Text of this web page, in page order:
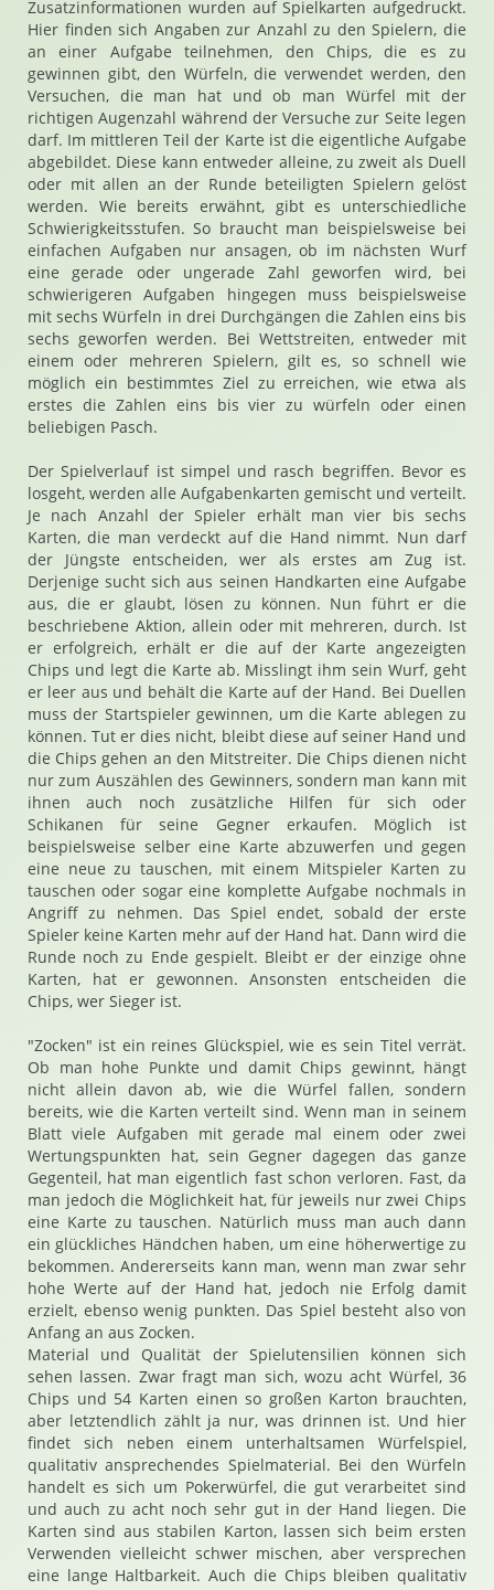
Zusatzinformationen wurden auf Spielkarten aufgedruckt.
Hier finden sich Angaben zur Anzahl zu den Spielern, die
an einer Aufgabe teilnehmen, den Chips, die es zu
gewinnen gibt, den Würfeln, die verwendet werden, den
Versuchen, die man hat und ob man Würfel mit der
richtigen Augenzahl während der Versuche zur Seite legen
darf. Im mittleren Teil der Karte ist die eigentliche Aufgabe
abgebildet. Diese kann entweder alleine, zu zweit als Duell
oder mit allen an der Runde beteiligten Spielern gelöst
werden. Wie bereits erwähnt, gibt es unterschiedliche
Schwierigkeitsstufen. So braucht man beispielsweise bei
einfachen Aufgaben nur ansagen, ob im nächsten Wurf
eine gerade oder ungerade Zahl geworfen wird, bei
schwierigeren Aufgaben hingegen muss beispielsweise
mit sechs Würfeln in drei Durchgängen die Zahlen eins bis
sechs geworfen werden. Bei Wettstreiten, entweder mit
einem oder mehreren Spielern, gilt es, so schnell wie
möglich ein bestimmtes Ziel zu erreichen, wie etwa als
erstes die Zahlen eins bis vier zu würfeln oder einen
beliebigen Pasch.
Der Spielverlauf ist simpel und rasch begriffen. Bevor es
losgeht, werden alle Aufgabenkarten gemischt und verteilt.
Je nach Anzahl der Spieler erhält man vier bis sechs
Karten, die man verdeckt auf die Hand nimmt. Nun darf
der Jüngste entscheiden, wer als erstes am Zug ist.
Derjenige sucht sich aus seinen Handkarten eine Aufgabe
aus, die er glaubt, lösen zu können. Nun führt er die
beschriebene Aktion, allein oder mit mehreren, durch. Ist
er erfolgreich, erhält er die auf der Karte angezeigten
Chips und legt die Karte ab. Misslingt ihm sein Wurf, geht
er leer aus und behält die Karte auf der Hand. Bei Duellen
muss der Startspieler gewinnen, um die Karte ablegen zu
können. Tut er dies nicht, bleibt diese auf seiner Hand und
die Chips gehen an den Mitstreiter. Die Chips dienen nicht
nur zum Auszählen des Gewinners, sondern man kann mit
ihnen auch noch zusätzliche Hilfen für sich oder
Schikanen für seine Gegner erkaufen. Möglich ist
beispielsweise selber eine Karte abzuwerfen und gegen
eine neue zu tauschen, mit einem Mitspieler Karten zu
tauschen oder sogar eine komplette Aufgabe nochmals in
Angriff zu nehmen. Das Spiel endet, sobald der erste
Spieler keine Karten mehr auf der Hand hat. Dann wird die
Runde noch zu Ende gespielt. Bleibt er der einzige ohne
Karten, hat er gewonnen. Ansonsten entscheiden die
Chips, wer Sieger ist.
"Zocken" ist ein reines Glückspiel, wie es sein Titel verrät.
Ob man hohe Punkte und damit Chips gewinnt, hängt
nicht allein davon ab, wie die Würfel fallen, sondern
bereits, wie die Karten verteilt sind. Wenn man in seinem
Blatt viele Aufgaben mit gerade mal einem oder zwei
Wertungspunkten hat, sein Gegner dagegen das ganze
Gegenteil, hat man eigentlich fast schon verloren. Fast, da
man jedoch die Möglichkeit hat, für jeweils nur zwei Chips
eine Karte zu tauschen. Natürlich muss man auch dann
ein glückliches Händchen haben, um eine höherwertige zu
bekommen. Andererseits kann man, wenn man zwar sehr
hohe Werte auf der Hand hat, jedoch nie Erfolg damit
erzielt, ebenso wenig punkten. Das Spiel besteht also von
Anfang an aus Zocken.
Material und Qualität der Spielutensilien können sich
sehen lassen. Zwar fragt man sich, wozu acht Würfel, 36
Chips und 54 Karten einen so großen Karton brauchten,
aber letztendlich zählt ja nur, was drinnen ist. Und hier
findet sich neben einem unterhaltsamen Würfelspiel,
qualitativ ansprechendes Spielmaterial. Bei den Würfeln
handelt es sich um Pokerwürfel, die gut verarbeitet sind
und auch zu acht noch sehr gut in der Hand liegen. Die
Karten sind aus stabilen Karton, lassen sich beim ersten
Verwenden vielleicht schwer mischen, aber versprechen
eine lange Haltbarkeit. Auch die Chips bleiben qualitativ